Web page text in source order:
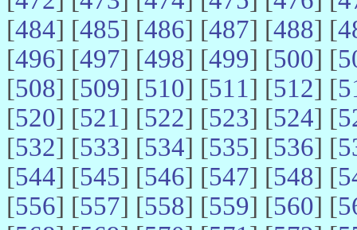
[484] [485] [486] [487] [488] [
[496] [497] [498] [499] [500] [
[508] [509] [510] [511] [512] [
[520] [521] [522] [523] [524] [
[532] [533] [534] [535] [536] [
[544] [545] [546] [547] [548] [
[556] [557] [558] [559] [560] [